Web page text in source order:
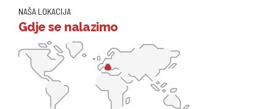
NAŠA LOKACIJA
Gdje se nalazimo